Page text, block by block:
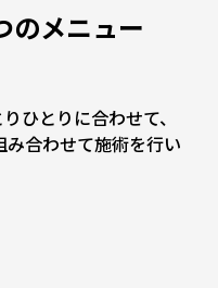
のメニュー
ひとりに合わせて、
合わせて施術を行い